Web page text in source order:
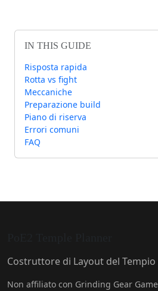
IN THIS GUIDE
Risposta rapida
Rotta vs fight
Meccaniche
Preparazione build
Piano di riserva
Errori comuni
FAQ
Costruttore di Layout del
Non affiliato con Grinding Gear